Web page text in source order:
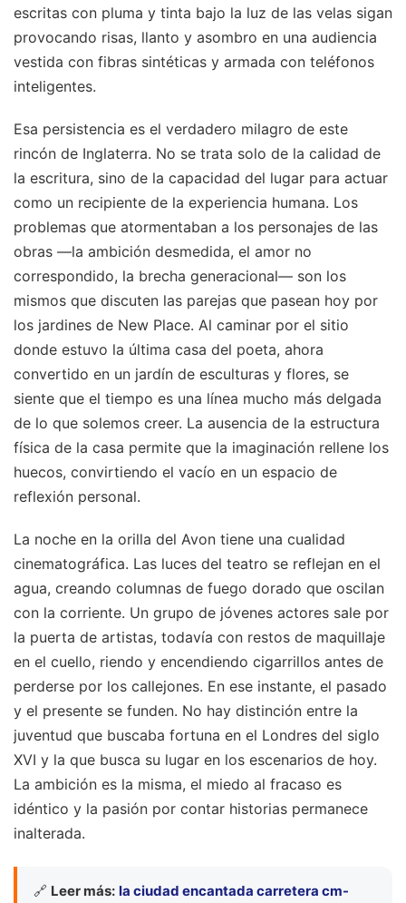
escritas con pluma y tinta bajo la luz de las velas sigan
provocando risas, llanto y asombro en una audiencia
vestida con fibras sintéticas y armada con teléfonos
inteligentes.
Esa persistencia es el verdadero milagro de este
rincón de Inglaterra. No se trata solo de la calidad de
la escritura, sino de la capacidad del lugar para actuar
como un recipiente de la experiencia humana. Los
problemas que atormentaban a los personajes de las
obras —la ambición desmedida, el amor no
correspondido, la brecha generacional— son los
mismos que discuten las parejas que pasean hoy por
los jardines de New Place. Al caminar por el sitio
donde estuvo la última casa del poeta, ahora
convertido en un jardín de esculturas y flores, se
siente que el tiempo es una línea mucho más delgada
de lo que solemos creer. La ausencia de la estructura
física de la casa permite que la imaginación rellene los
huecos, convirtiendo el vacío en un espacio de
reflexión personal.
La noche en la orilla del Avon tiene una cualidad
cinematográfica. Las luces del teatro se reflejan en el
agua, creando columnas de fuego dorado que oscilan
con la corriente. Un grupo de jóvenes actores sale por
la puerta de artistas, todavía con restos de maquillaje
en el cuello, riendo y encendiendo cigarrillos antes de
perderse por los callejones. En ese instante, el pasado
y el presente se funden. No hay distinción entre la
juventud que buscaba fortuna en el Londres del siglo
XVI y la que busca su lugar en los escenarios de hoy.
La ambición es la misma, el miedo al fracaso es
idéntico y la pasión por contar historias permanece
inalterada.
🔗 Leer más: la ciudad encantada carretera cm-